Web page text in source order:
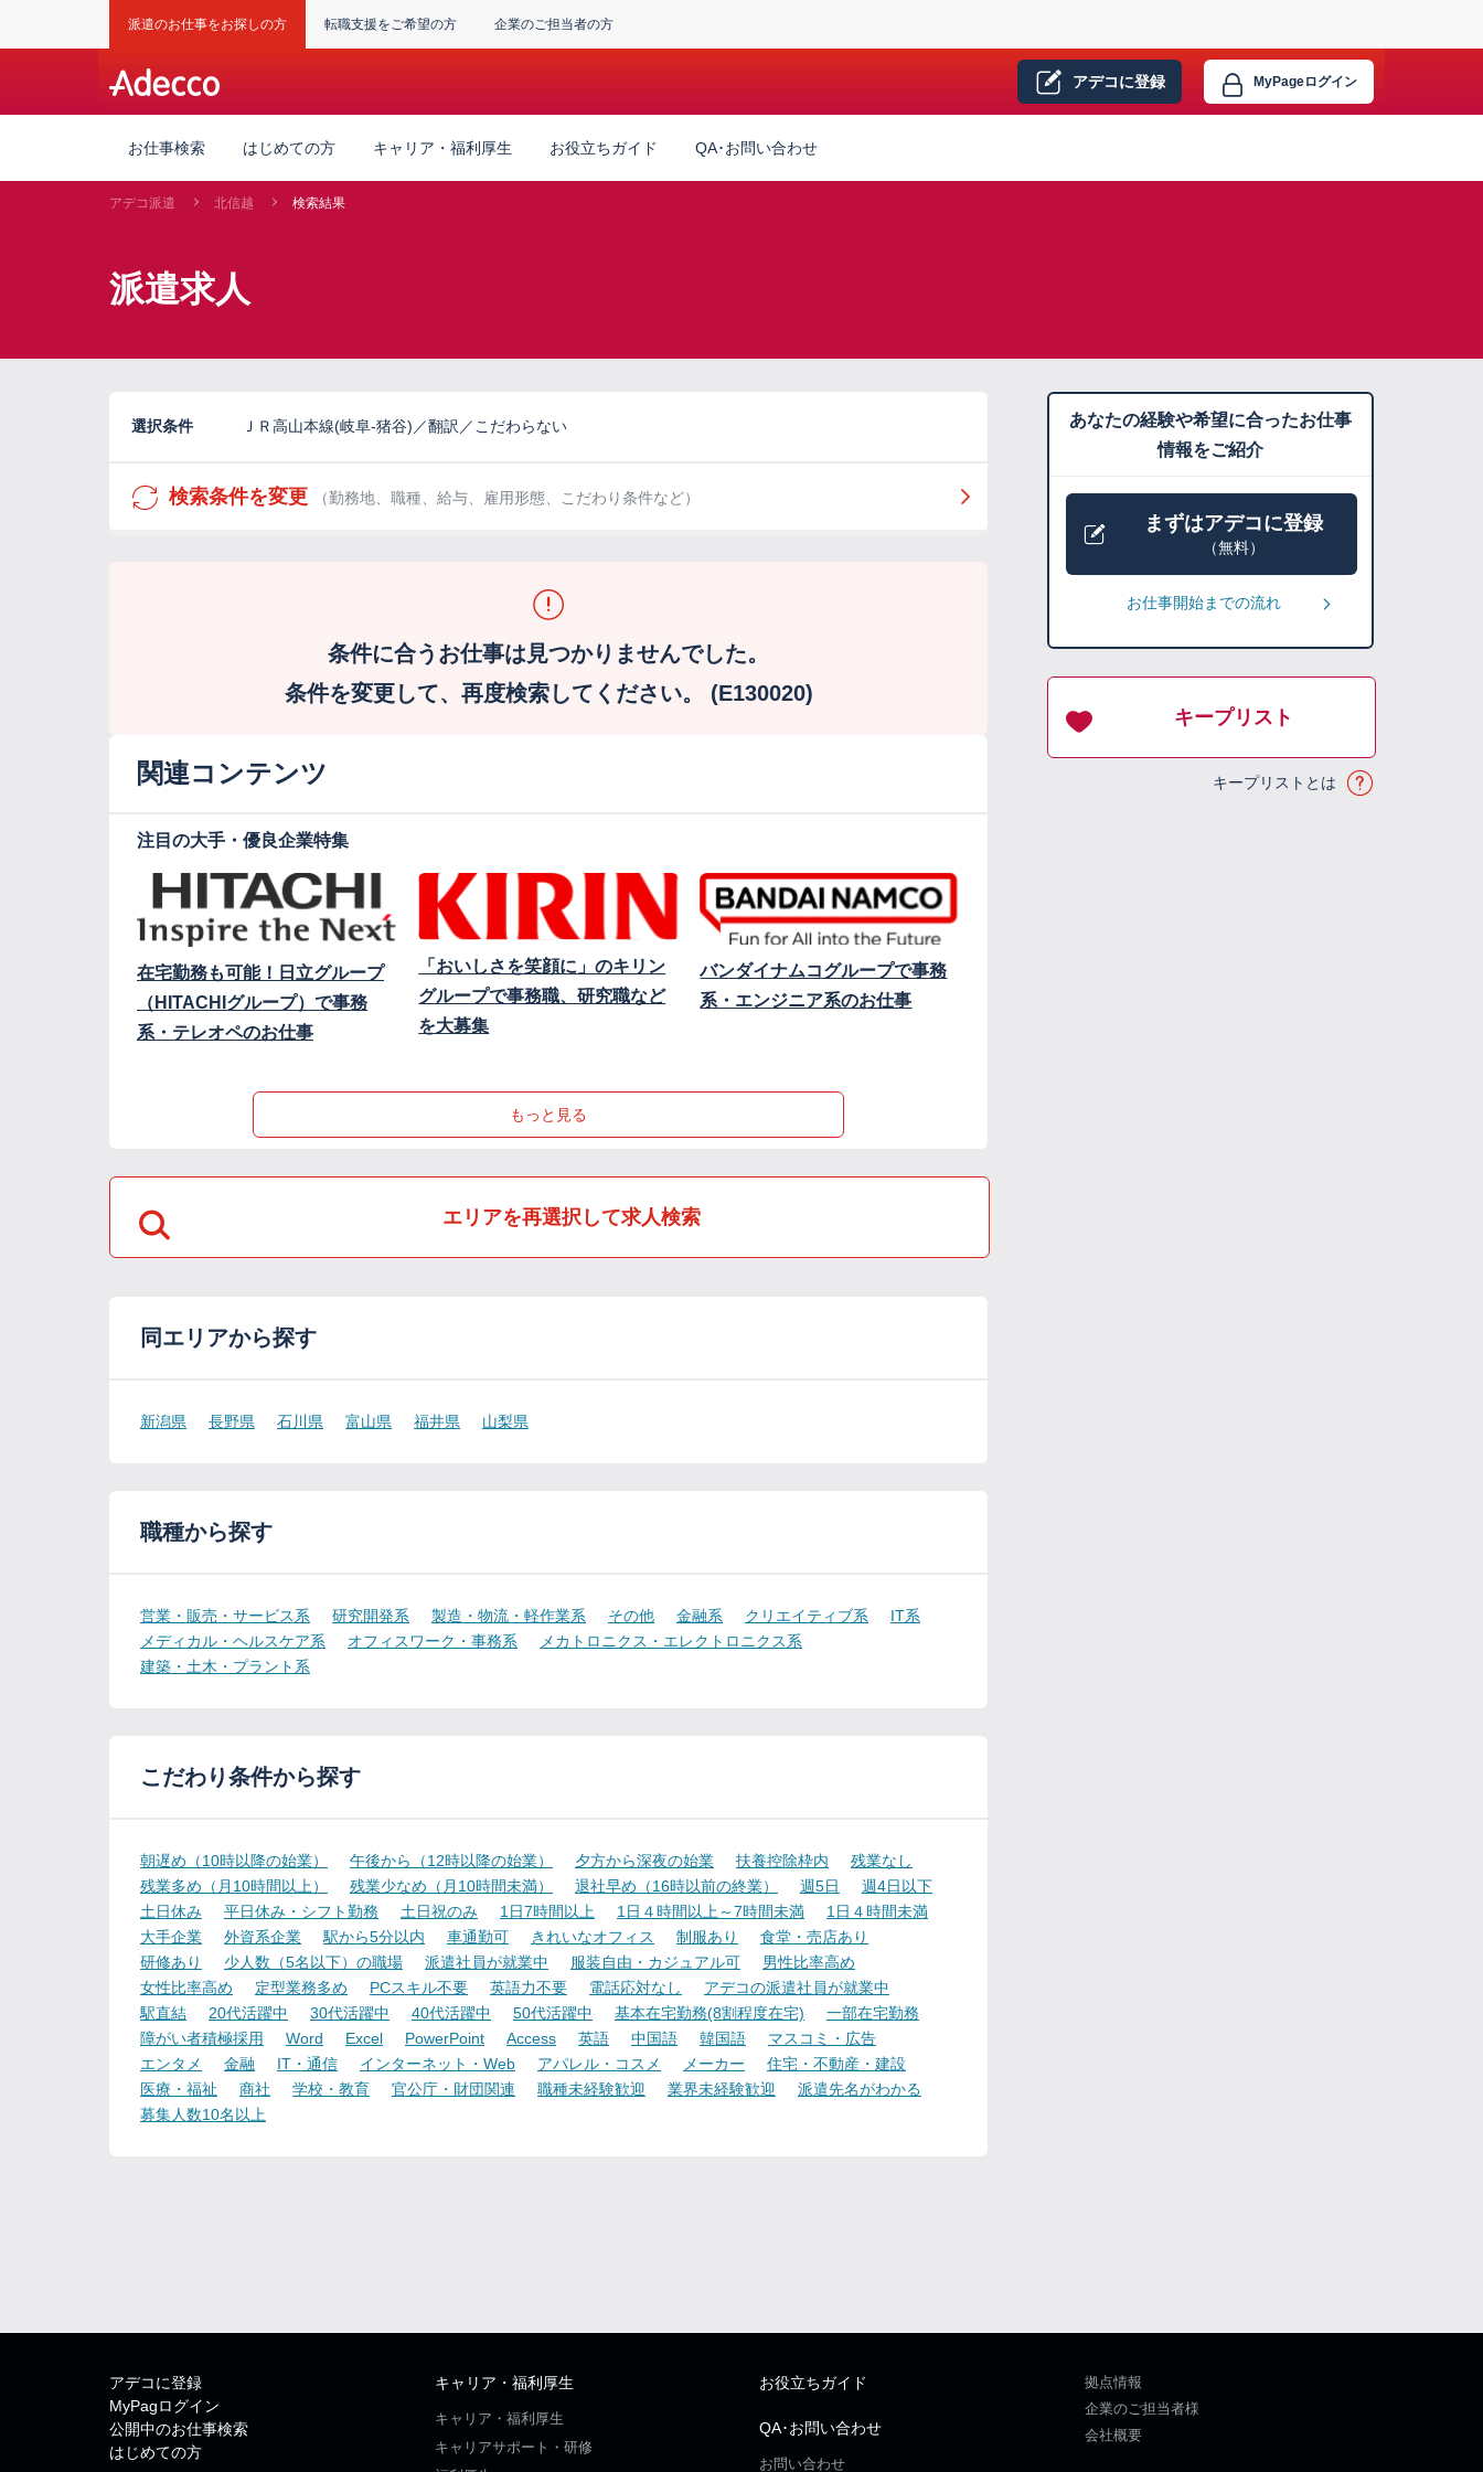
派遣のお仕事をお探しの方 転職支援をご希望の方 企業のご担当者の方
アデコに登録 MyPageログイン
お仕事検索 はじめての方 キャリア・福利厚生 お役立ちガイド QA･お問い合わせ
アデコ派遣 北信越 検索結果
派遣求人
選択条件 ＪＲ高山本線(岐阜-猪谷)／翻訳／こだわらない
検索条件を変更 （勤務地、職種、給与、雇用形態、こだわり条件など）
条件に合うお仕事は見つかりませんでした。
条件を変更して、再度検索してください。 (E130020)
関連コンテンツ
注目の大手・優良企業特集
在宅勤務も可能！日立グループ
（HITACHIグループ）で事務
系・テレオペのお仕事
「おいしさを笑顔に」のキリン
グループで事務職、研究職など
を大募集
バンダイナムコグループで事務
系・エンジニア系のお仕事
もっと見る
エリアを再選択して求人検索
同エリアから探す
新潟県 長野県 石川県 富山県 福井県 山梨県
職種から探す
営業・販売・サービス系 研究開発系 製造・物流・軽作業系 その他 金融系 クリエイティブ系
IT系
メディカル・ヘルスケア系
オフィスワーク・事務系
メカトロニクス・エレクトロニクス系
建築・土木・プラント系
こだわり条件から探す
朝遅め（10時以降の始業） 午後から（12時以降の始業） 夕方から深夜の始業 扶養控除枠内
残業なし
残業多め（月10時間以上）
残業少なめ（月10時間未満） 退社早め（16時以前の終業） 週5日
週4日以下
土日休み
平日休み・シフト勤務 土日祝のみ 1日7時間以上 1日４時間以上～7時間未満
1日４時間未満
大手企業
外資系企業 駅から5分以内 車通勤可 きれいなオフィス 制服あり
食堂・売店あり
研修あり
少人数（5名以下）の職場 派遣社員が就業中 服装自由・カジュアル可
男性比率高め
女性比率高め
定型業務多め PCスキル不要 英語力不要 電話応対なし
アデコの派遣社員が就業中
駅直結
20代活躍中 30代活躍中 40代活躍中 50代活躍中 基本在宅勤務(8割程度在宅)
一部在宅勤務
障がい者積極採用
Word Excel PowerPoint Access 英語 中国語 韓国語
マスコミ・広告
エンタメ
金融 IT・通信 インターネット・Web アパレル・コスメ メーカー
住宅・不動産・建設
医療・福祉
商社 学校・教育 官公庁・財団関連 職種未経験歓迎 業界未経験歓迎
派遣先名がわかる
募集人数10名以上
あなたの経験や希望に合ったお仕事
情報をご紹介
まずはアデコに登録
（無料）
お仕事開始までの流れ
キープリスト
キープリストとは
アデコに登録
MyPagログイン
公開中のお仕事検索
はじめての方
キャリア・福利厚生
キャリア・福利厚生
キャリアサポート・研修
お役立ちガイド
QA･お問い合わせ
お問い合わせ
拠点情報
企業のご担当者様
会社概要